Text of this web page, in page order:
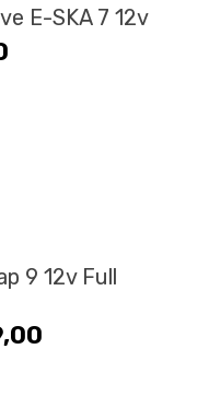
E-SKA 7 12v
9 12v Full